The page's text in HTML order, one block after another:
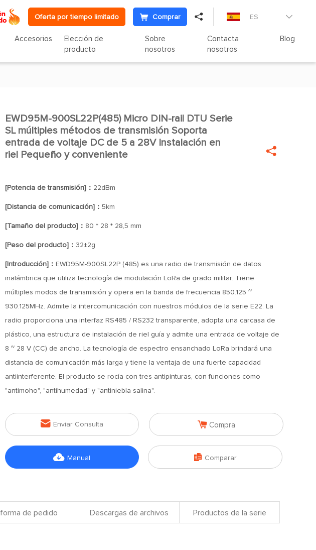
Oferta por tiempo limitado Comprar  ES 
Accesorios
Elección de
producto
Sobre
nosotros
Contacta
nosotros
Blog

EWD95M-900SL22P(485) Micro DIN-rail DTU Serie
SL múltiples métodos de transmisión Soporta
entrada de voltaje DC de 5 a 28V Instalación en
riel Pequeño y conveniente

[Potencia de transmisión]： 22dBm
[Distancia de comunicación]： 5km
[Tamaño del producto]： 80 * 28 * 28,5 mm
[Peso del producto]： 32±2g
[Introducción]： EWD95M-900SL22P (485) es una radio de transmisión de datos
inalámbrica que utiliza tecnología de modulación LoRa de grado militar. Tiene
múltiples modos de transmisión y opera en la banda de frecuencia 850.125 ~
930.125MHz. Admite la intercomunicación con nuestros módulos de la serie E22. La
radio proporciona una interfaz RS485 / RS232 transparente, adopta una carcasa de
plástico, una estructura de instalación de riel guía y admite una entrada de voltaje de
8 ~ 28 V (CC) de ancho. La tecnología de espectro ensanchado LoRa brindará una
distancia de comunicación más larga y tiene la ventaja de una fuerte capacidad
antiinterferente. El producto se rocía con tres antipinturas, con funciones como
"antimoho", "antihumedad" y "antiniebla salina".
 Enviar Consulta  Compra
 Manual  Comparar
forma de pedido Descargas de archivos Productos de la serie